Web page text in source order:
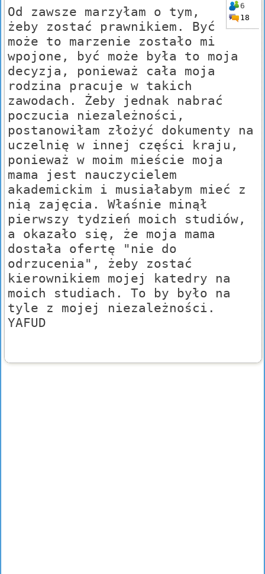
6
18
Od zawsze marzyłam o tym,
żeby zostać prawnikiem. Być
może to marzenie zostało mi
wpojone, być może była to moja
decyzja, ponieważ cała moja
rodzina pracuje w takich
zawodach. Żeby jednak nabrać
poczucia niezależności,
postanowiłam złożyć dokumenty na
uczelnię w innej części kraju,
ponieważ w moim mieście moja
mama jest nauczycielem
akademickim i musiałabym mieć z
nią zajęcia. Właśnie minął
pierwszy tydzień moich studiów,
a okazało się, że moja mama
dostała ofertę "nie do
odrzucenia", żeby zostać
kierownikiem mojej katedry na
moich studiach. To by było na
tyle z mojej niezależności.
YAFUD